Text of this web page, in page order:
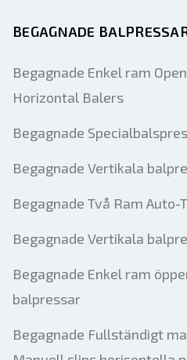
BEGAGNADE
Begagnade Enkel ram
Horizontal Balers
Begagnade
Begagnade Vertikala
Begagnade Två Ram Auto-
Begagnade Vertikala
Begagnade Enkel ram
balpressar
Begagnade Fullständigt